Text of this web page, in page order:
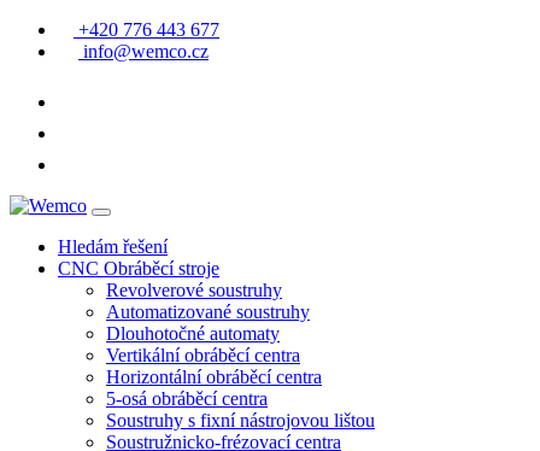
+420 776 443 677
info@wemco.cz
Hledám řešení
CNC Obráběcí stroje
Revolverové soustruhy
Automatizované soustruhy
Dlouhotočné automaty
Vertikální obráběcí centra
Horizontální obráběcí centra
5-osá obráběcí centra
Soustruhy s fixní nástrojovou lištou
Soustružnicko-frézovací centra